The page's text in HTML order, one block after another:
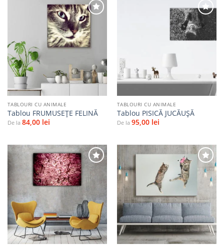
Adaugă
la
TABLOURI CU ANIMALE
Tablou FRUMUSEȚE FELINĂ
De la 84,00 lei
Adaugă
TABLOURI CU ANIMALE
Tablou PISICĂ JUCĂUȘĂ
De la 95,00 lei
Adaugă
favorite
Adaugă
favorite